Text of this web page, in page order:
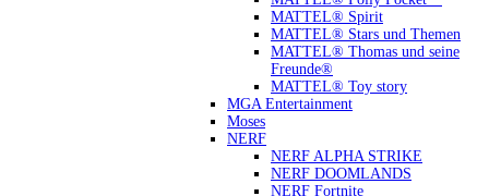
MATTEL® Spirit
MATTEL® Stars und Themen
MATTEL® Thomas und seine
Freunde®
MATTEL® Toy story
MGA Entertainment
Moses
NERF
NERF ALPHA STRIKE
NERF DOOMLANDS
NERF Fortnite